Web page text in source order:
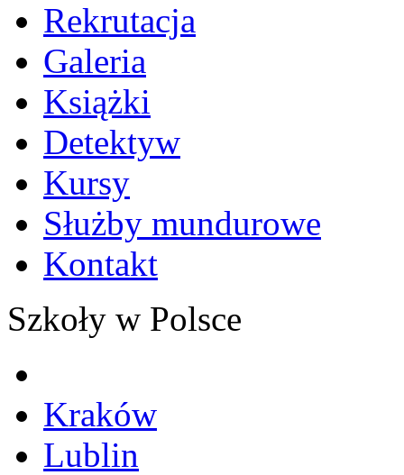
Rekrutacja
Galeria
Książki
Detektyw
Kursy
Służby mundurowe
Kontakt
Szkoły w Polsce
Kraków
Lublin